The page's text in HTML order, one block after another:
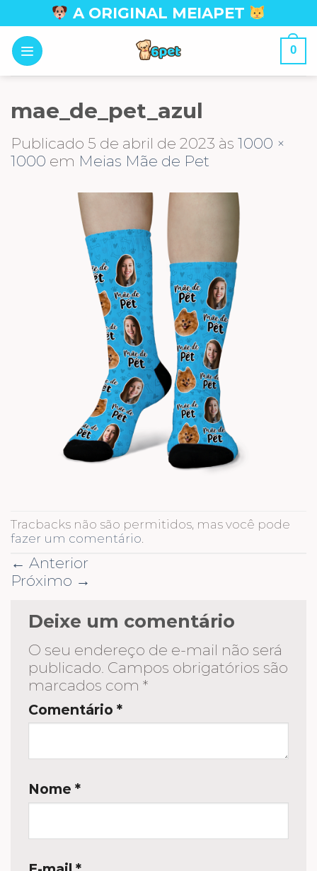
to
content
A ORIGINAL MEIAPET
0
mae_de_pet_azul
Publicado 5 de abril de 2023 às 1000 ×
1000 em Meias Mãe de Pet
Tracbacks não são permitidos, mas você pode
fazer um comentário.
← Anterior
Próximo →
Deixe um comentário
O seu endereço de e-mail não será
publicado. Campos obrigatórios são
marcados com *
Comentário *
Nome *